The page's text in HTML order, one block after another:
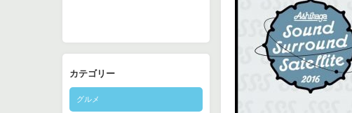
カテゴリー
グルメ